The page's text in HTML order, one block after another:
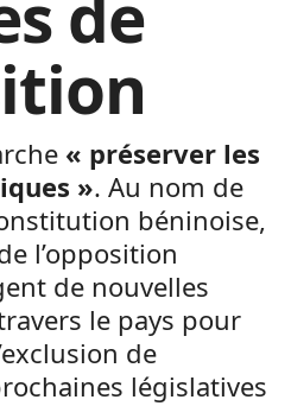
« préserver les
». Au nom de
béninoise,
l’opposition
de nouvelles
le pays pour
de
législatives